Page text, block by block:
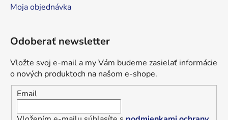
Moja objednávka
Odoberať newsletter
Vložte svoj e-mail a my Vám budeme zasielať informácie
o nových produktoch na našom e-shope.
Email